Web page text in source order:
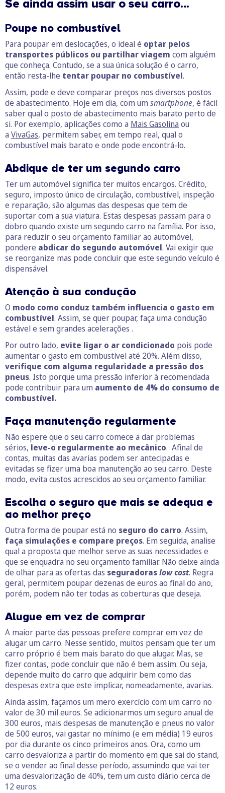
Se ainda assim usar o seu carro…
Poupe no combustível
Para poupar em deslocações, o ideal é optar pelos
transportes públicos ou partilhar viagem com alguém
que conheça. Contudo, se a sua única solução é o carro,
então resta-lhe tentar poupar no combustível.
Assim, pode e deve comparar preços nos diversos postos
de abastecimento. Hoje em dia, com um smartphone, é fácil
saber qual o posto de abastecimento mais barato perto de
si. Por exemplo, aplicações como a Mais Gasolina ou
a VivaGas, permitem saber, em tempo real, qual o
combustível mais barato e onde pode encontrá-lo.
Abdique de ter um segundo carro
Ter um automóvel significa ter muitos encargos. Crédito,
seguro, imposto único de circulação, combustível, inspeção
e reparação, são algumas das despesas que tem de
suportar com a sua viatura. Estas despesas passam para o
dobro quando existe um segundo carro na família. Por isso,
para reduzir o seu orçamento familiar ao automóvel,
pondere abdicar do segundo automóvel. Vai exigir que
se reorganize mas pode concluir que este segundo veículo é
dispensável.
Atenção à sua condução
O modo como conduz também influencia o gasto em
combustível. Assim, se quer poupar, faça uma condução
estável e sem grandes acelerações .
Por outro lado, evite ligar o ar condicionado pois pode
aumentar o gasto em combustível até 20%. Além disso,
verifique com alguma regularidade a pressão dos
pneus. Isto porque uma pressão inferior à recomendada
pode contribuir para um aumento de 4% do consumo de
combustível.
Faça manutenção regularmente
Não espere que o seu carro comece a dar problemas
sérios, leve-o regularmente ao mecânico. Afinal de
contas, muitas das avarias podem ser antecipadas e
evitadas se fizer uma boa manutenção ao seu carro. Deste
modo, evita custos acrescidos ao seu orçamento familiar.
Escolha o seguro que mais se adequa e
ao melhor preço
Outra forma de poupar está no seguro do carro. Assim,
faça simulações e compare preços. Em seguida, analise
qual a proposta que melhor serve as suas necessidades e
que se enquadra no seu orçamento familiar. Não deixe ainda
de olhar para as ofertas das seguradoraslow cost. Regra
geral, permitem poupar dezenas de euros ao final do ano,
porém, podem não ter todas as coberturas que deseja.
Alugue em vez de comprar
A maior parte das pessoas prefere comprar em vez de
alugar um carro. Nesse sentido, muitos pensam que ter um
carro próprio é bem mais barato do que alugar. Mas, se
fizer contas, pode concluir que não é bem assim. Ou seja,
depende muito do carro que adquirir bem como das
despesas extra que este implicar, nomeadamente, avarias.
Ainda assim, façamos um mero exercício com um carro no
valor de 30 mil euros. Se adicionarmos um seguro anual de
300 euros, mais despesas de manutenção e pneus no valor
de 500 euros, vai gastar no mínimo (e em média) 19 euros
por dia durante os cinco primeiros anos. Ora, como um
carro desvaloriza a partir do momento em que sai do stand,
se o vender ao final desse período, assumindo que vai ter
uma desvalorização de 40%, tem um custo diário cerca de
12 euros.